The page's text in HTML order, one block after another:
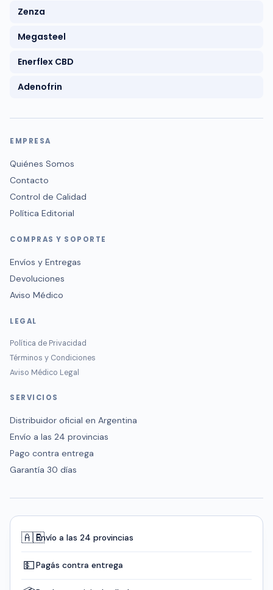
Zenza
Megasteel
Enerflex CBD
Adenofrin
EMPRESA
Quiénes Somos
Contacto
Control de Calidad
Política Editorial
COMPRAS Y SOPORTE
Envíos y Entregas
Devoluciones
Aviso Médico
LEGAL
Política de Privacidad
Términos y Condiciones
Aviso Médico Legal
SERVICIOS
Distribuidor oficial en Argentina
Envío a las 24 provincias
Pago contra entrega
Garantía 30 días
🇦🇷Envío a las 24 provincias
💵Pagás contra entrega